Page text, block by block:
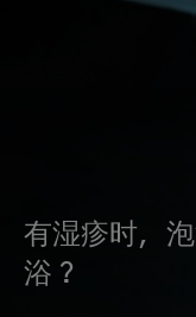
有湿疹时，
浴？